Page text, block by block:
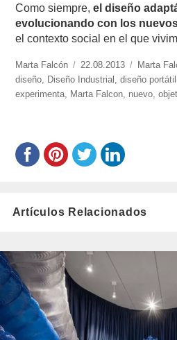
Como siempre,el diseño
evolucionando con los
el contexto social en el que
https://www.experimenta.es/author/
Marta Falcón
Publicado
el
22.08.2013 Marta
diseño
Diseño Industrial ,diseño portátil
experimenta
Marta Falcon nuevo ,
Artículos Relacionados